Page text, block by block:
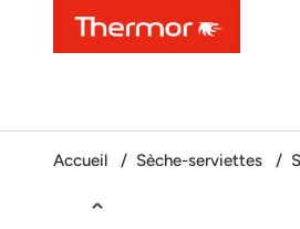
ContenuMenuRecherche
Accueil Sèche-serviettes